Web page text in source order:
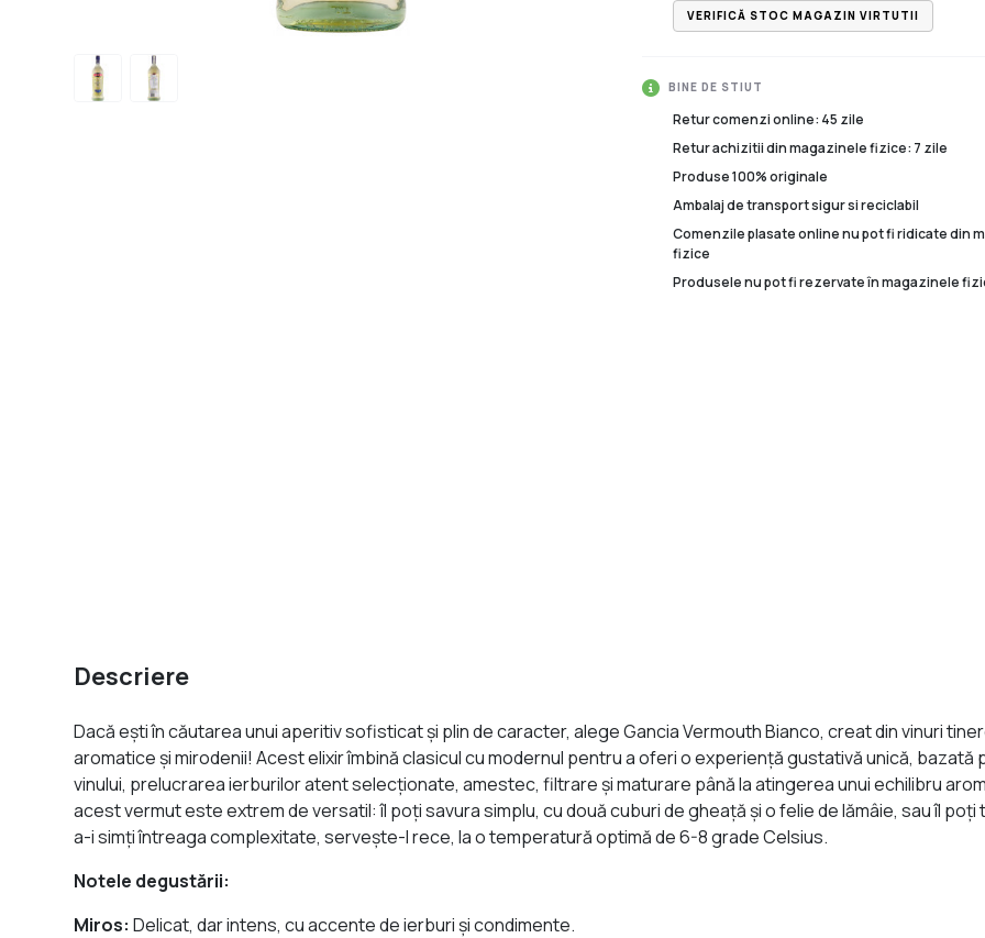
VERIFICĂ STOC MAGAZIN VIRTUTII
BINE DE STIUT
Retur comenzi online: 45 zile
Retur achizitii din magazinele fizice: 7 zile
Produse 100% originale
Ambalaj de transport sigur si reciclabil
Comenzile plasate online nu pot fi ridicate din
fizice
Produsele nu pot fi rezervate în magazinele
Descriere
Dacă ești în căutarea unui aperitiv sofisticat și plin de caracter, alege Gancia Vermouth Bianco, creat din vinuri
aromatice și mirodenii! Acest elixir îmbină clasicul cu modernul pentru a oferi o experiență gustativă unică,
vinului, prelucrarea ierburilor atent selecționate, amestec, filtrare și maturare până la atingerea unui echilibru
acest vermut este extrem de versatil: îl poți savura simplu, cu două cuburi de gheață și o felie de lămâie, sau îl
a-i simți întreaga complexitate, servește-l rece, la o temperatură optimă de 6-8 grade Celsius.
Notele degustării:
Miros:Delicat, dar intens, cu accente de ierburi și condimente.